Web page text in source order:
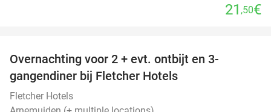
21 ,50€
Overnachting voor 2 + evt. ontbijt en 3-
gangendiner bij Fletcher Hotels
Fletcher Hotels